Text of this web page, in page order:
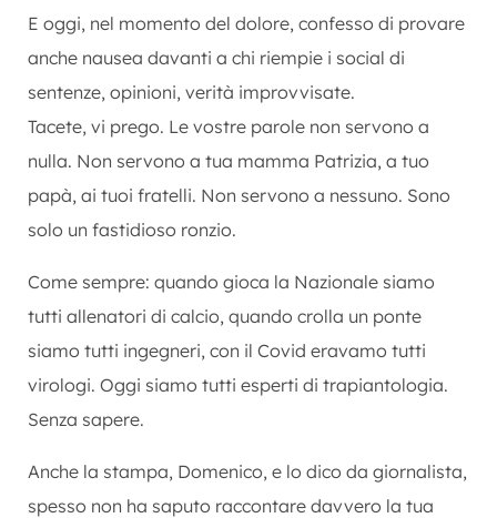
E oggi, nel momento del dolore, confesso di provare
anche nausea davanti a chi riempie i social di
sentenze, opinioni, verità improvvisate.
Tacete, vi prego. Le vostre parole non servono a
nulla. Non servono a tua mamma Patrizia, a tuo
papà, ai tuoi fratelli. Non servono a nessuno. Sono
solo un fastidioso ronzio.
Come sempre: quando gioca la Nazionale siamo
tutti allenatori di calcio, quando crolla un ponte
siamo tutti ingegneri, con il Covid eravamo tutti
virologi. Oggi siamo tutti esperti di trapiantologia.
Senza sapere.
Anche la stampa, Domenico, e lo dico da giornalista,
spesso non ha saputo raccontare davvero la tua